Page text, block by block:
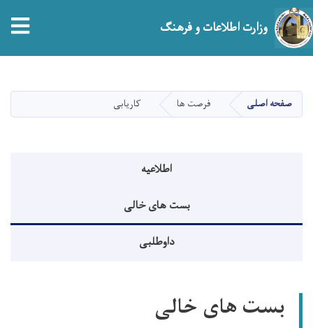
main
content
وزارت اطلاعات و فرهنگ
صفحه اصلی فرصت ها کاریابی
اطلاعیه
بست های خالی
داوطلبی
بست های خالی